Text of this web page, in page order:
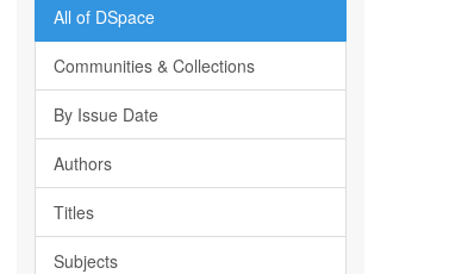
All of DSpace
Communities & Collections
By Issue Date
Authors
Titles
Subjects